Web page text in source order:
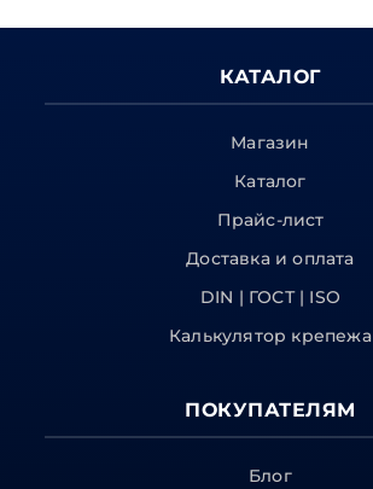
КАТАЛОГ
Магазин
Каталог
Прайс-лист
Доставка и оплата
DIN | ГОСТ | ISO
Калькулятор крепежа
ПОКУПАТЕЛЯМ
Блог